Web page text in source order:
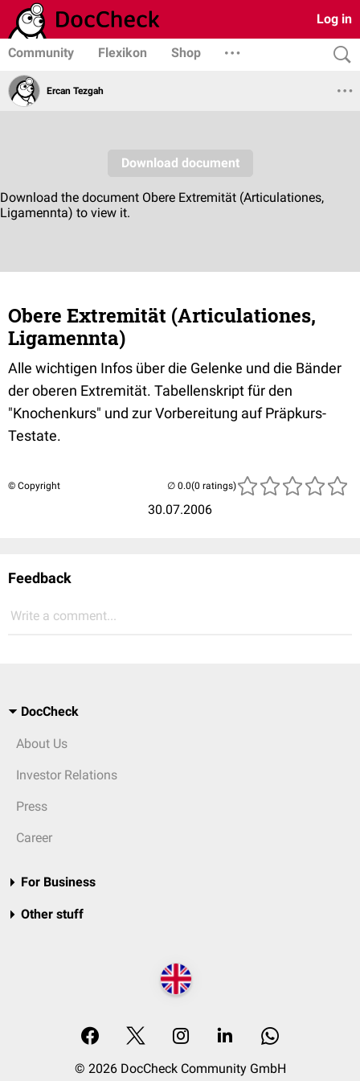
Log in
Community Flexikon Shop
Ercan Tezgah
Obere Extremität (Articulationes,
Ligamennta)
Alle wichtigen Infos über die Gelenke und die Bänder
der oberen Extremität. Tabellenskript für den
"Knochenkurs" und zur Vorbereitung auf Präpkurs-
Testate.
© Copyright
30.07.2006
(0 ratings)
Feedback
Write a comment...
DocCheck
About Us
Investor Relations
Press
Career
For Business
Other stuff
© 2026 DocCheck Community GmbH